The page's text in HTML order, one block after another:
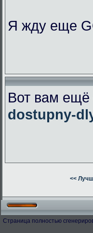
Я жду еще
Вот вам ещё
dostupny-
<<
Страница полностью